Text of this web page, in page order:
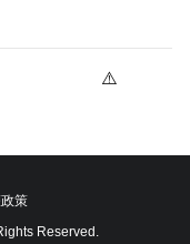
策
Reserved.